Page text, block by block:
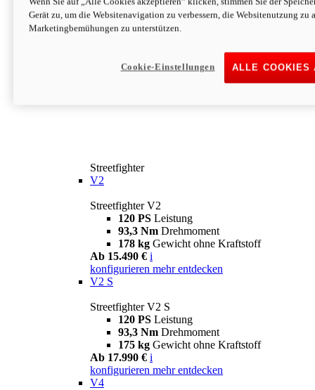
Streetfighter
V2
Streetfighter V2
120 PS Leistung
93,3 Nm Drehmoment
178 kg Gewicht ohne Kraftstoff
Ab 15.490 € i
konfigurieren mehr entdecken
V2 S
Streetfighter V2 S
120 PS Leistung
93,3 Nm Drehmoment
175 kg Gewicht ohne Kraftstoff
Ab 17.990 € i
konfigurieren mehr entdecken
V4
Gerät zu, um die Websitenavigation zu verbessern, die Websitenutzung zu
Marketingbemühungen zu unterstützen.
ALLE COOKIES
Cookie-Einstellungen